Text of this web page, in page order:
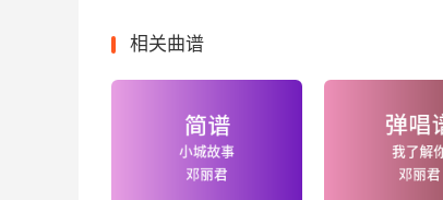
相关曲谱